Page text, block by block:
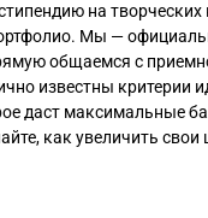
на творческих
Мы —
общаемся с
известны критерии
даст максимальные
как увеличить